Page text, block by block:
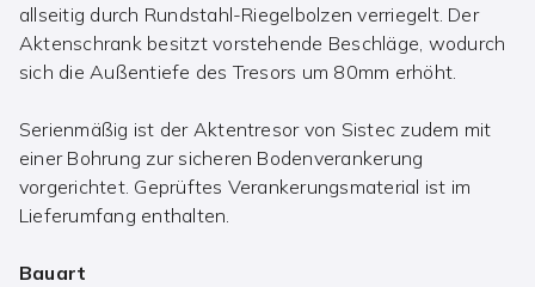
allseitig durch Rundstahl-Riegelbolzen verriegelt. Der
Aktenschrank besitzt vorstehende Beschläge, wodurch
sich die Außentiefe des Tresors um 80mm erhöht.
Serienmäßig ist der Aktentresor von Sistec zudem mit
einer Bohrung zur sicheren Bodenverankerung
vorgerichtet. Geprüftes Verankerungsmaterial ist im
Lieferumfang enthalten.
Bauart